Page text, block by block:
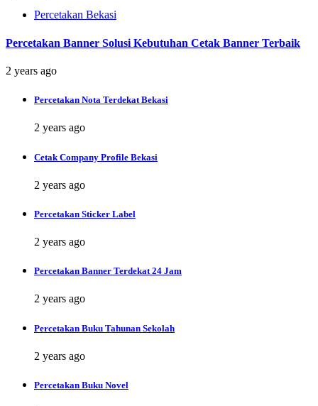
Percetakan Bekasi
Percetakan Banner Solusi Kebutuhan Cetak Banner Terbaik
2 years ago
Percetakan Nota Terdekat Bekasi
2 years ago
Cetak Company Profile Bekasi
2 years ago
Percetakan Sticker Label
2 years ago
Percetakan Banner Terdekat 24 Jam
2 years ago
Percetakan Buku Tahunan Sekolah
2 years ago
Percetakan Buku Novel